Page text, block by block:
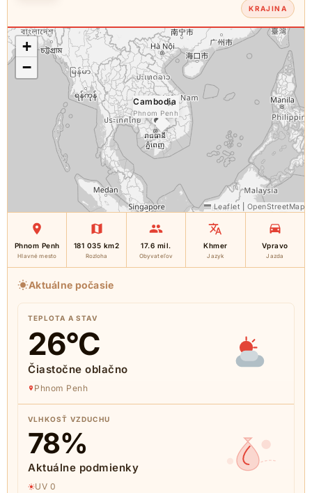
KRAJINA
Cambodia
Phnom Penh
×
+
−
Leaflet OpenStreetMap
Phnom Penh
Hlavné mesto
181 035 km2
Rozloha
17.6 mil.
Obyvateľov
Khmer
Jazyk
Vpravo
Jazda
Aktuálne počasie
TEPLOTA A STAV
26°C
Čiastočne oblačno
Phnom Penh
VLHKOSŤ VZDUCHU
78%
Aktuálne podmienky
UV 0